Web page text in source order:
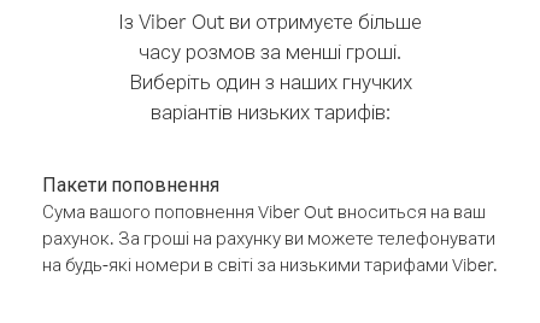
Із Viber Out ви отримуєте більше
часу розмов за менші гроші.
Виберіть один з наших гнучких
варіантів низьких тарифів:
Пакети поповнення
Сума вашого поповнення Viber Out вноситься на ваш
рахунок. За гроші на рахунку ви можете телефонувати
на будь-які номери в світі за низькими тарифами Viber.